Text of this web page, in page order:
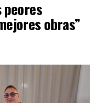
peores
obras”